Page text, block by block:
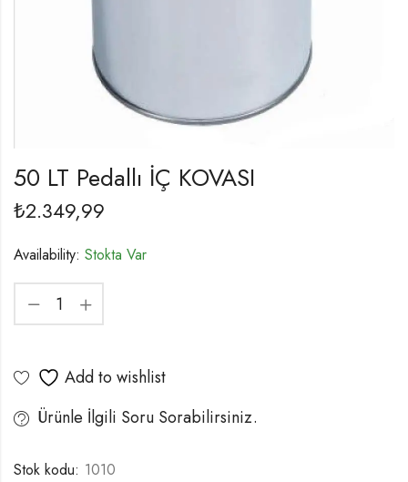
50 LT Pedallı İÇ KOVASI
₺2.349,99
Availability: Stokta Var
Add to wishlist
Ürünle İlgili Soru Sorabilirsiniz.
Stok kodu: 1010